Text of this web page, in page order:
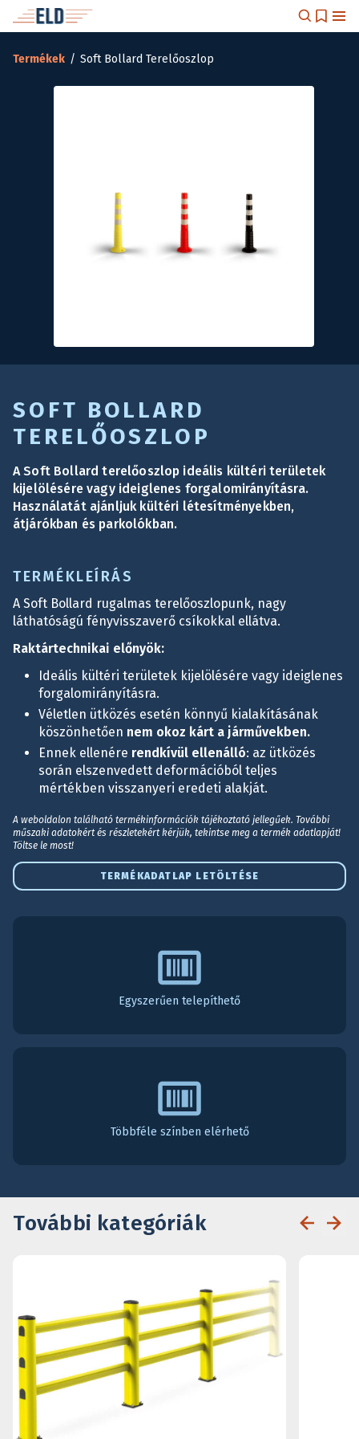
Termékek / Soft Bollard Terelőoszlop
SOFT BOLLARD
TERELŐOSZLOP
A Soft Bollard terelőoszlop ideális kültéri területek
kijelölésére vagy ideiglenes forgalomirányításra.
Használatát ajánljuk kültéri létesítményekben,
átjárókban és parkolókban.
TERMÉKLEÍRÁS
A Soft Bollard rugalmas terelőoszlopunk, nagy
láthatóságú fényvisszaverő csíkokkal ellátva.
Raktártechnikai előnyök:
Ideális kültéri területek kijelölésére vagy ideiglenes
forgalomirányításra.
Véletlen ütközés esetén könnyű kialakításának
köszönhetően nem okoz kárt a járművekben.
Ennek ellenére rendkívül ellenálló: az ütközés
során elszenvedett deformációból teljes
mértékben visszanyeri eredeti alakját.
A weboldalon található termékinformációk tájékoztató jellegűek. További
műszaki adatokért és részletekért kérjük, tekintse meg a termék adatlapját!
Töltse le most!
TERMÉKADATLAP LETÖLTÉSE
Egyszerűen telepíthető
Többféle színben elérhető
További kategóriák